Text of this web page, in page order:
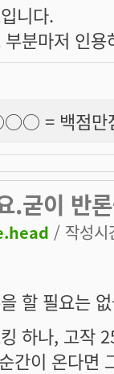
니다.
분마저 인
= 백점만
.굳이 반
/ 작성
할 필요는
하나, 고작
간이 온다면